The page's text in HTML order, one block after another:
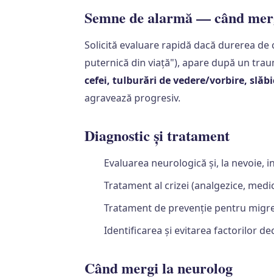
Semne de alarmă — când
Solicită evaluare rapidă dacă durerea de
puternică din viață"), apare după un
cefei, tulburări de vedere/vorbire,
agravează progresiv.
Diagnostic și tratament
Evaluarea neurologică și, la nevoie,
Tratament al crizei (analgezice,
Tratament de prevenție pentru
Identificarea și evitarea factorilor
Când mergi la neurolog